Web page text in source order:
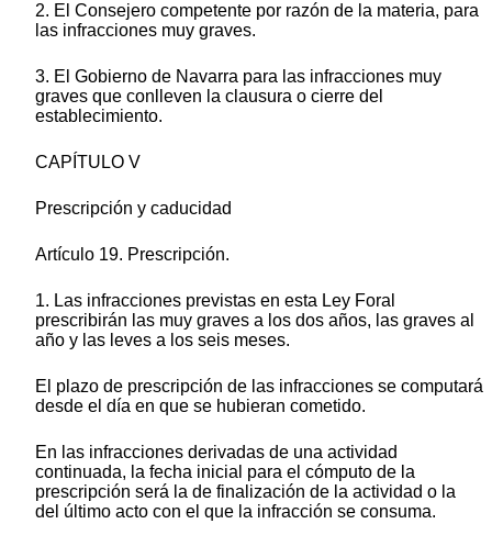
2. El Consejero competente por razón de la materia, para
las infracciones muy graves.
3. El Gobierno de Navarra para las infracciones muy
graves que conlleven la clausura o cierre del
establecimiento.
CAPÍTULO V
Prescripción y caducidad
Artículo 19. Prescripción.
1. Las infracciones previstas en esta Ley Foral
prescribirán las muy graves a los dos años, las graves al
año y las leves a los seis meses.
El plazo de prescripción de las infracciones se computará
desde el día en que se hubieran cometido.
En las infracciones derivadas de una actividad
continuada, la fecha inicial para el cómputo de la
prescripción será la de finalización de la actividad o la
del último acto con el que la infracción se consuma.